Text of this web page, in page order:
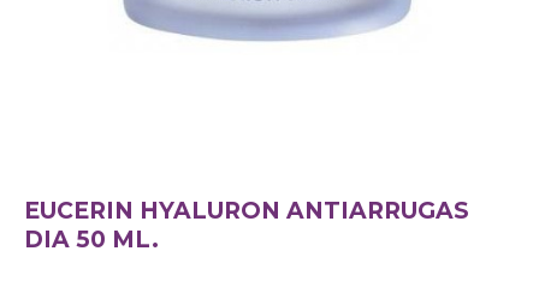
EUCERIN HYALURON ANTIARRUGAS
DIA 50 ML.